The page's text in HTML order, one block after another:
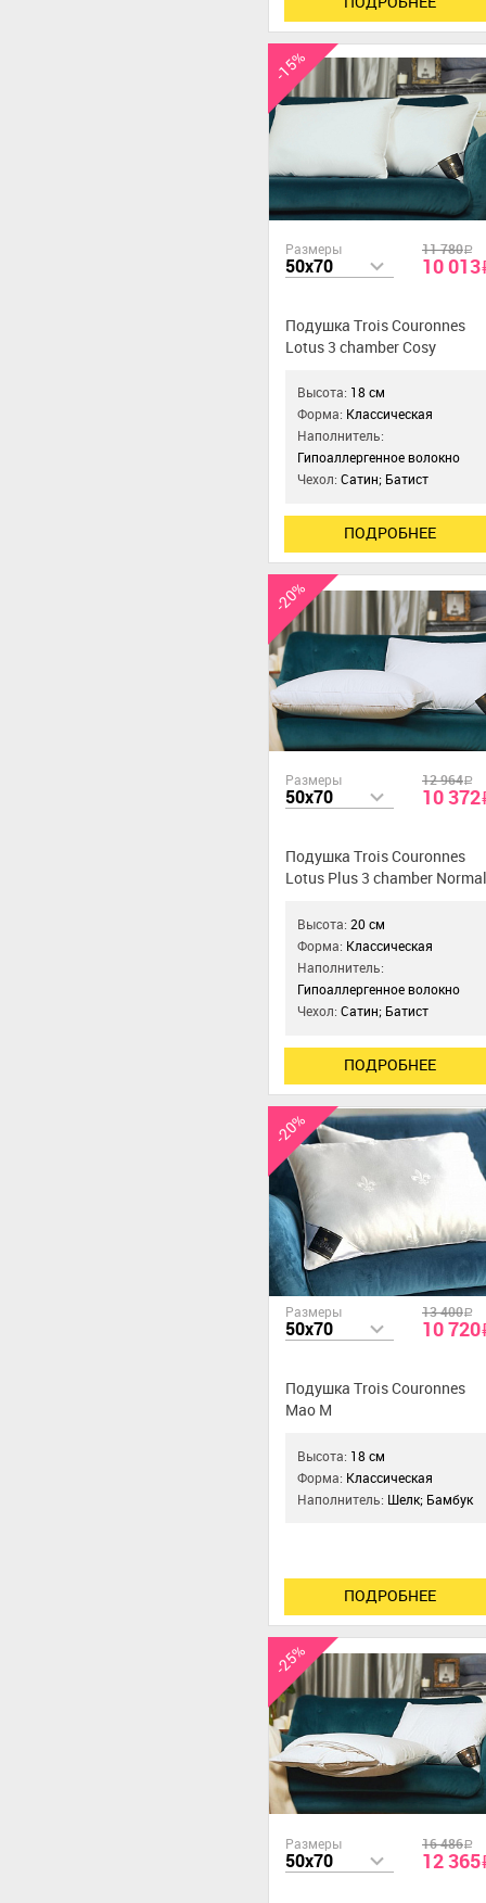
-15%
Размеры
50x70
11 780a
10 013
Подушка Trois Couronnes
Lotus 3 chamber Cosy
Высота: 18 см
Форма: Классическая
Наполнитель:
Гипоаллергенное волокно
Чехол:Сатин; Батист
ПОДРОБНЕЕ
-20%
Размеры
50x70
12 964a
10 372
Подушка Trois Couronnes
Lotus Plus 3 chamber Normal
Высота:20 см
Форма: Классическая
Наполнитель:
Гипоаллергенное волокно
Чехол:Сатин; Батист
ПОДРОБНЕЕ
-20%
Размеры
50x70
13 400a
10 720
Подушка Trois Couronnes
Mao M
Высота: 18 см
Форма: Классическая
Наполнитель: Шелк; Бамбук
ПОДРОБНЕЕ
-25%
Размеры
50x70
16 486a
12 365